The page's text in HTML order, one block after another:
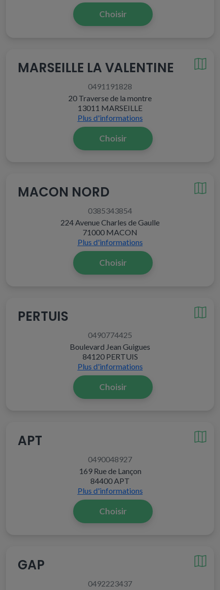
Choisir
MARSEILLE LA VALENTINE
0491191828
20 Traverse de la montre
13011 MARSEILLE
Plus d'informations
Choisir
MACON NORD
0385343854
224 Avenue Charles de Gaulle
71000 MACON
Plus d'informations
Choisir
PERTUIS
0490774425
Boulevard Jean Guigues
84120 PERTUIS
Plus d'informations
Choisir
APT
0490048927
169 Rue de Lançon
84400 APT
Plus d'informations
Choisir
GAP
0492223437